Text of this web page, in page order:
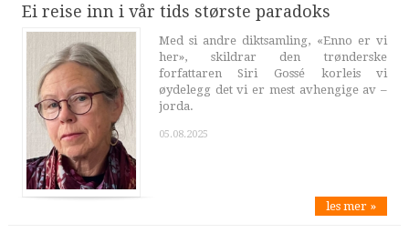
Ei reise inn i vår tids største paradoks
Med si andre diktsamling, «Enno er vi
her», skildrar den trønderske
forfattaren Siri Gossé korleis vi
øydelegg det vi er mest avhengige av –
jorda.
05.08.2025
les mer »